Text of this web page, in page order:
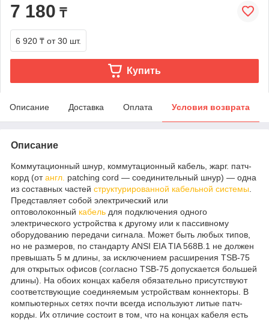
7 180 ₸
6 920 ₸ от 30 шт.
Купить
Описание Доставка Оплата Условия возврата
Описание
Коммутационный шнур, коммутационный кабель, жарг. патч-
корд (отангл. patching cord — соединительный шнур) — одна
из составных частей структурированной кабельной системы
Представляет собой электрический или
оптоволоконный кабель для подключения одного
электрического устройства к другому или к пассивному
оборудованию передачи сигнала. Может быть любых типов,
но не размеров, по стандарту ANSI EIA TIA 568B.1 не должен
превышать 5 м длины, за исключением расширения TSB-75
для открытых офисов (согласно TSB-75 допускается большей
длины). На обоих концах кабеля обязательно присутствуют
соответствующие соединяемым устройствам коннекторы. В
компьютерных сетях почти всегда используют литые патч-
корды. Их отличие состоит в том, что на концах кабеля есть